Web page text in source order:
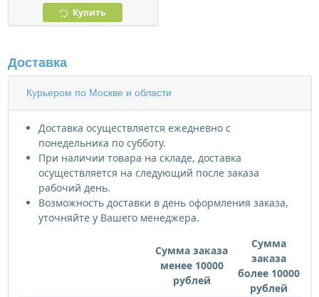
Купить
Доставка
Курьером по Москве и области
Доставка осуществляется ежедневно с
понедельника по субботу.
При наличии товара на складе, доставка
осуществляется на следующий после заказа
рабочий день.
Возможность доставки в день оформления заказа,
уточняйте у Вашего менеджера.
Сумма заказа
менее 10000
рублей
Сумма
заказа
более 10000
рублей